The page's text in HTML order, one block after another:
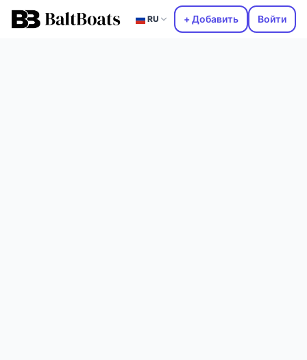
RU + Добавить Войти